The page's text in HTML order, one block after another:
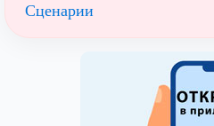
Сценарии